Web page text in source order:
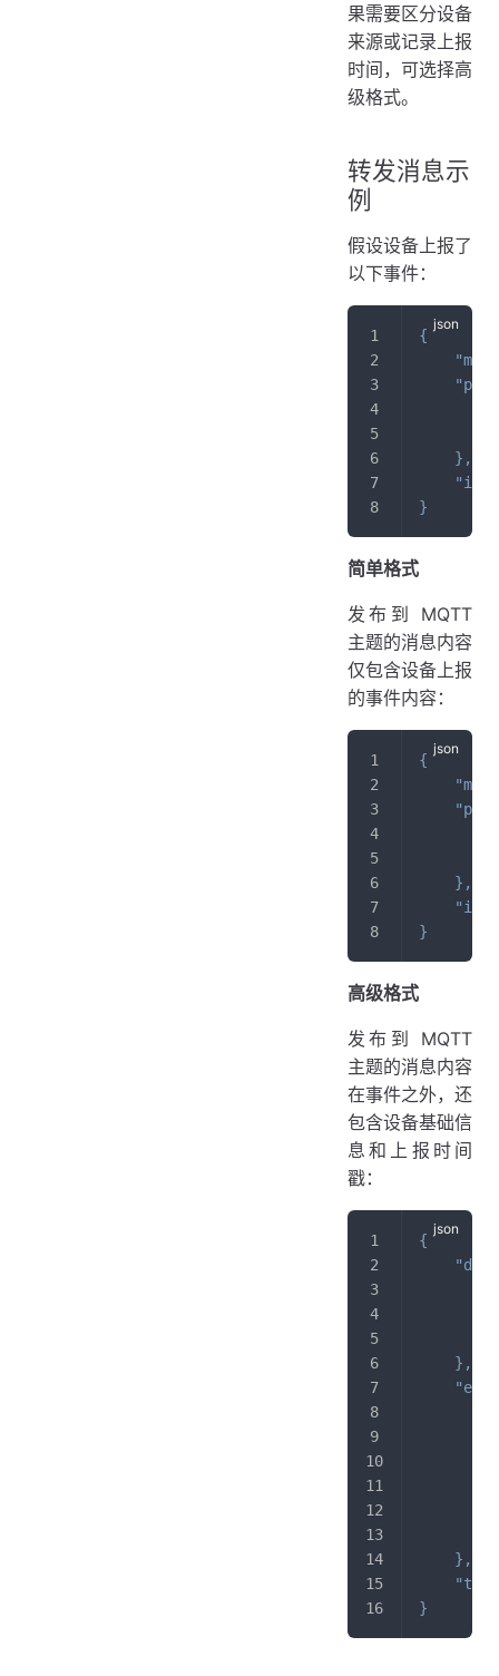
果需要区分设备
来源或记录上报
时间，可选择高
级格式。
转发消息示
例
假设设备上报了
以下事件：
{
} ,
"id"
}
简单格式
发布到 MQTT
主题的消息内容
仅包含设备上报
的事件内容：
{
} ,
"id"
}
高级格式
发布到 MQTT
主题的消息内容
在事件之外，还
包含设备基础信
息和上报时间
戳：
{
} ,
} ,
"ts"
}